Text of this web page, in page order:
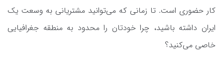
کار حضوری است. تا زمانی که می‌توانید مشتریانی به وسعت یک
ایران داشته باشید، چرا خودتان را محدود به منطقه جغرافیایی
خاصی می‌کنید؟